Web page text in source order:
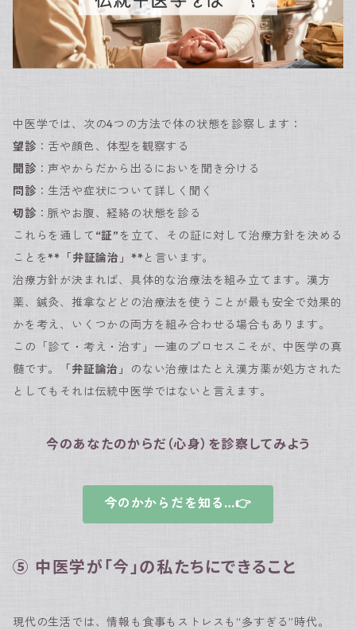
中医学では、次の4つの方法で体の状態を診察します：
望診 ：舌や顔色、体型を観察する
聞診 ：声やからだから出るにおいを聞き分ける
問診 ：生活や症状について詳しく聞く
切診 ：脈やお腹、経絡の状態を診る
これらを通して “証”を立て、その証に対して治療方針を決める
ことを**「弁証論治」**と言います。
治療方針が決まれば、具体的な治療法を組み立てます。漢方
薬、鍼灸、推拿などどの治療法を使うことが最も安全で効果的
かを考え、いくつかの両方を組み合わせる場合もあります。
この「診て・考え・治す」一連のプロセスこそが、中医学の真
髄です。
「弁証論治」
のない治療はたとえ漢方薬が処方された
としてもそれは伝統中医学ではないと言えます。
今のあなたのからだ（心身）を診察してみよう
今のかからだを知る…👉
⑤ 中医学が「今」の私たちにできること
現代の生活では、情報も食事もストレスも“多すぎる”時代。